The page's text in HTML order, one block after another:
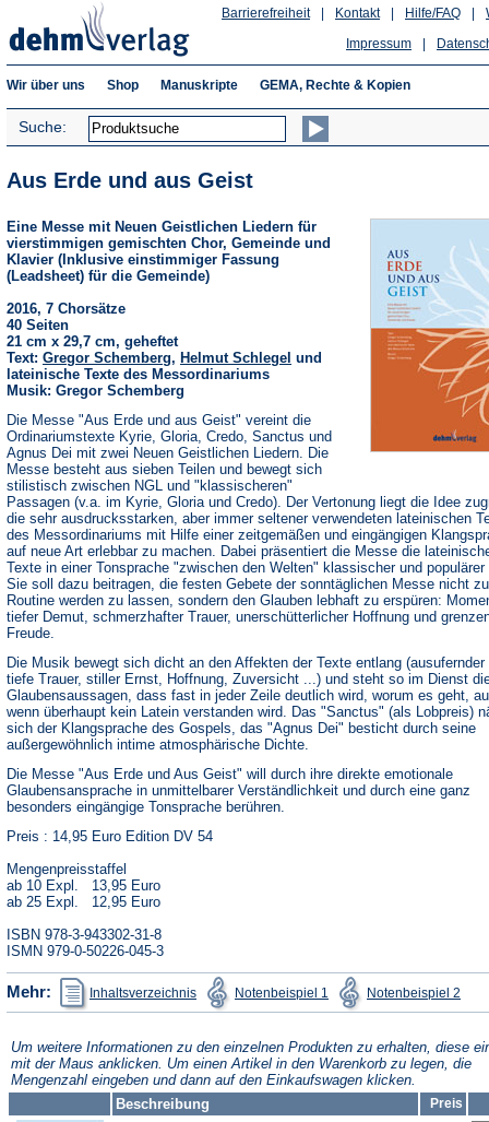
Hilfe/FAQ
Kontakt
Barrierefreiheit
Impressum
Wir über uns Shop Manuskripte GEMA, Rechte & Kopien
Suche:
Aus Erde und aus Geist
Eine Messe mit Neuen Geistlichen Liedern für
vierstimmigen gemischten Chor, Gemeinde und
Klavier (Inklusive einstimmiger Fassung
(Leadsheet) für die Gemeinde)
2016, 7 Chorsätze
40 Seiten
21 cm x 29,7 cm, geheftet
Text: Gregor Schemberg, Helmut Schlegel und
lateinische Texte des Messordinariums
Musik: Gregor Schemberg
Die Messe "Aus Erde und aus Geist" vereint die
Ordinariumstexte Kyrie, Gloria, Credo, Sanctus und
Agnus Dei mit zwei Neuen Geistlichen Liedern. Die
Messe besteht aus sieben Teilen und bewegt sich
stilistisch zwischen NGL und "klassischeren"
Passagen (v.a. im Kyrie, Gloria und Credo). Der Vertonung liegt die Idee
die sehr ausdrucksstarken, aber immer seltener verwendeten lateinischen
des Messordinariums mit Hilfe einer zeitgemäßen und eingängigen
auf neue Art erlebbar zu machen. Dabei präsentiert die Messe die
Texte in einer Tonsprache "zwischen den Welten" klassischer und
Sie soll dazu beitragen, die festen Gebete der sonntäglichen Messe nicht
Routine werden zu lassen, sondern den Glauben lebhaft zu erspüren:
tiefer Demut, schmerzhafter Trauer, unerschütterlicher Hoffnung und
Freude.
Die Musik bewegt sich dicht an den Affekten der Texte entlang (ausufernder
tiefe Trauer, stiller Ernst, Hoffnung, Zuversicht ...) und steht so im Dienst
Glaubensaussagen, dass fast in jeder Zeile deutlich wird, worum es geht,
wenn überhaupt kein Latein verstanden wird. Das "Sanctus" (als Lobpreis)
sich der Klangsprache des Gospels, das "Agnus Dei" besticht durch seine
außergewöhnlich intime atmosphärische Dichte.
Die Messe "Aus Erde und Aus Geist" will durch ihre direkte emotionale
Glaubensansprache in unmittelbarer Verständlichkeit und durch eine ganz
besonders eingängige Tonsprache berühren.
Preis : 14,95 Euro Edition DV 54
Mengenpreisstaffel
ab 10 Expl. 13,95 Euro
ab 25 Expl. 12,95 Euro
ISBN 978-3-943302-31-8
ISMN 979-0-50226-045-3
Mehr: Inhaltsverzeichnis
(Öffnet
in
einem
Tab)
Notenbeispiel 1
(Öffnet
in
einem
Tab)
Notenbeispiel 2in
Tab)
Um weitere Informationen zu den einzelnen Produkten zu erhalten, diese
mit der Maus anklicken. Um einen Artikel in den Warenkorb zu legen, die
Mengenzahl eingeben und dann auf den Einkaufswagen klicken.
Beschreibung
Preis